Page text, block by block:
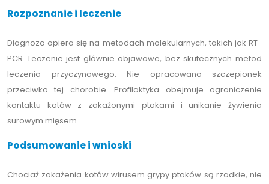
Rozpoznanie i leczenie
Diagnoza opiera się na metodach molekularnych, takich jak RT-
PCR. Leczenie jest głównie objawowe, bez skutecznych metod
leczenia przyczynowego. Nie opracowano szczepionek
przeciwko tej chorobie. Profilaktyka obejmuje ograniczenie
kontaktu kotów z zakażonymi ptakami i unikanie żywienia
surowym mięsem.
Podsumowanie i wnioski
Chociaż zakażenia kotów wirusem grypy ptaków są rzadkie, nie